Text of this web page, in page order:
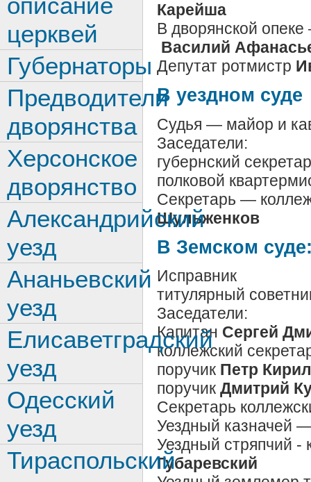
Карейша
В дворянской
Василий
Депутат ротмистр
В уездном суде
Судья — майор и
Заседатели:
губернский
полковой
Секретарь —
Шульженков
В Земском
Исправник
титулярный
Заседатели:
Капитан Сергей
коллежский
поручикПетр
поручик Дмитрий
Секретарь
Уездный казначей
Уездный стряпчий -
Губаревский
церквей
Губернаторы
Предводители
дворянства
Херсонское
дворянство
Александрийский
уезд
Ананьевский
уезд
Елисаветградский
уезд
Одесский
уезд
Тираспольский